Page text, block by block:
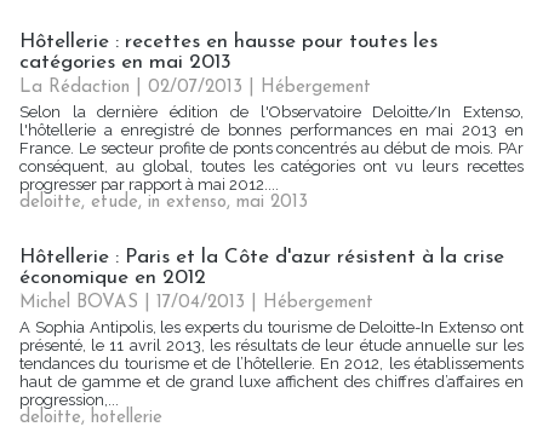
Hôtellerie : recettes en hausse pour toutes les
catégories en mai 2013
La Rédaction | 02/07/2013
Hébergement
Selon la dernière édition de l'Observatoire Deloitte/In Extenso,
l'hôtellerie a enregistré de bonnes performances en mai 2013 en
France. Le secteur profite de ponts concentrés au début de mois. PAr
conséquent, au global, toutes les catégories ont vu leurs recettes
progresser par rapport à mai 2012....
deloitte, etude, in extenso, mai 2013
Hôtellerie : Paris et la Côte d'azur résistent à la crise
économique en 2012
Michel BOVAS | 17/04/2013
Hébergement
A Sophia Antipolis, les experts du tourisme de Deloitte-In Extenso ont
présenté, le 11 avril 2013, les résultats de leur étude annuelle sur les
tendances du tourisme et de l’hôtellerie. En 2012, les établissements
haut de gamme et de grand luxe affichent des chiffres d’affaires en
progression,...
deloitte, hotellerie